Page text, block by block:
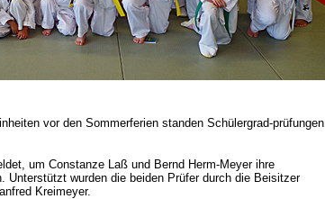
vor den Sommerferien standen Schülergrad-prüfungen
um Constanze Laß und Bernd Herm-Meyer ihre
Unterstützt wurden die beiden Prüfer durch die Beisitzer
Kreimeyer.